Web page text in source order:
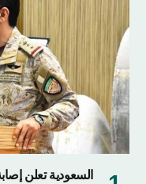
السعودية تعلن